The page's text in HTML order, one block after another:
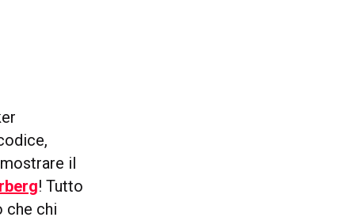
il
! Tutto
che chi